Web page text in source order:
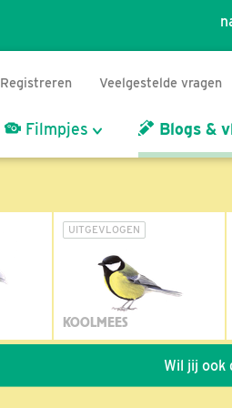
Registreren Veelgestelde vragen
Filmpjes Blogs &
UITGEVLOGEN
KOOLMEES
Wil jij ook de